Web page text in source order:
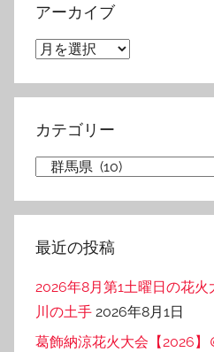
アーカイブ
ア
カ
イ
カテゴリー
ゴ
リ
最近の投稿
2026年8月第1土曜日の花
川の土手 2026年8月1日
葛飾納涼花火大会【2026